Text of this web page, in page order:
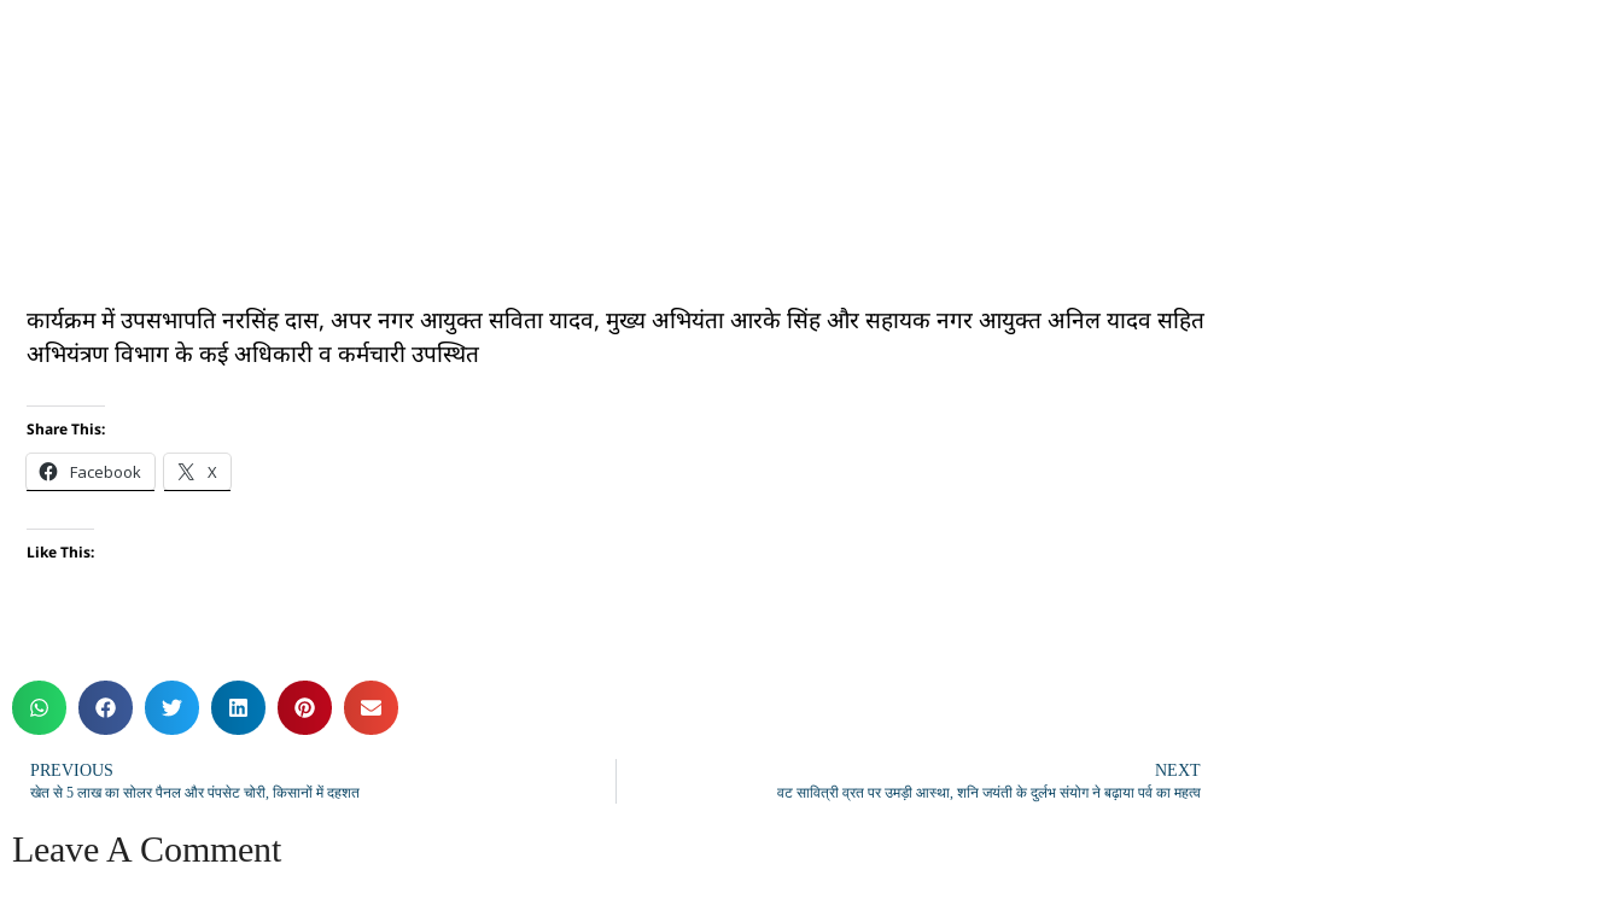
कार्यक्रम में उपसभापति नरसिंह दास, अपर नगर आयुक्त सविता यादव, मुख्य अभियंता आरके सिंह और सहायक नगर आयुक्त अनिल यादव सहित
अभियंत्रण विभाग के कई अधिकारी व कर्मचारी उपस्थित
Share This:
Facebook X
Like This:
PREVIOUS
खेत से 5 लाख का सोलर पैनल और पंपसेट चोरी, किसानों में दहशत
NEXT
वट सावित्री व्रत पर उमड़ी आस्था, शनि जयंती के दुर्लभ संयोग ने बढ़ाया पर्व का महत्व
Leave A Comment